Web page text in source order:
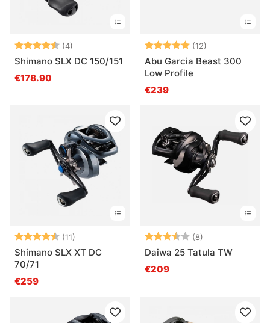
Bewertung:(4)
4.8 von 5 Sternen
Shimano SLX DC 150/151
€178.90
Bewertung:(12)
Abu Garcia Beast 300
Low Profile
€239
Bewertung:(11)
4.5 von 5 Sternen
Shimano SLX XT DC
70/71
€259
Bewertung:(8)
Daiwa 25 Tatula TW
€209